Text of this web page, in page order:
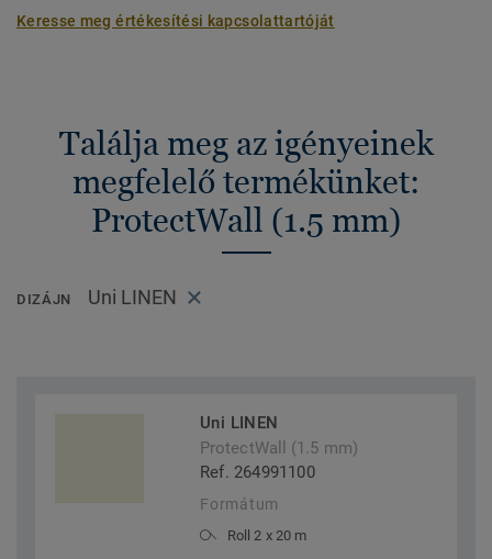
Keresse meg értékesítési kapcsolattartóját
Találja meg az igényeinek
megfelelő termékünket:
ProtectWall (1.5 mm)
DIZÁJN Uni LINEN
Uni LINEN
ProtectWall (1.5 mm)
Ref. 264991100
Formátum
Roll 2 x 20 m